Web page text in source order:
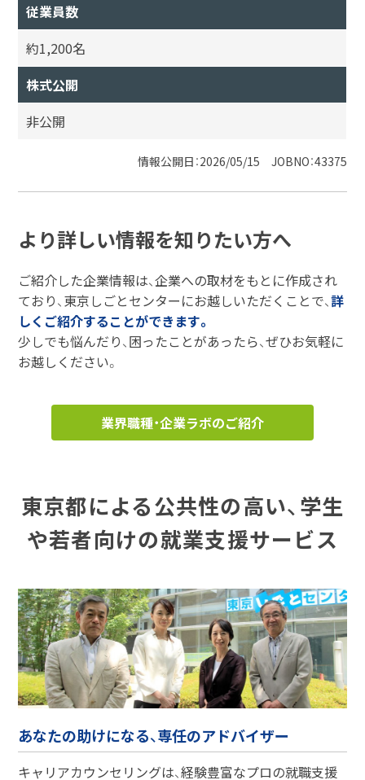
従業員数
約1,200名
株式公開
非公開
情報公開日：2026/05/15 JOBNO：43375
より詳しい情報を知りたい方へ
ご紹介した企業情報は、企業への取材をもとに作成され
ており、東京しごとセンターにお越しいただくことで、詳
しくご紹介することができます。
少しでも悩んだり、困ったことがあったら、ぜひお気軽に
お越しください。
業界職種・企業ラボのご紹介
東京都による公共性の高い、学生
や若者向けの就業支援サービス
あなたの助けになる、専任のアドバイザー
キャリアカウンセリングは、経験豊富なプロの就職支援